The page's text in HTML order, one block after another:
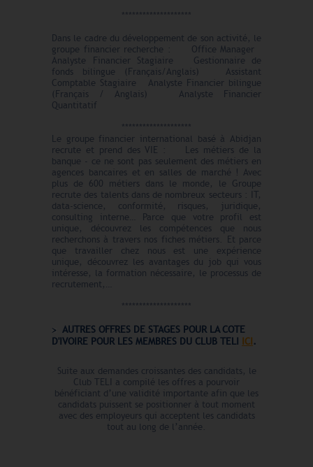
Dans le cadre du développement de son activité, le
groupe financier recherche : Office Manager
Analyste Financier Stagiaire Gestionnaire de
fonds bilingue (Français/Anglais) Assistant
Comptable Stagiaire Analyste Financier bilingue
(Français / Anglais) Analyste Financier
Quantitatif
Le groupe financier international basé à Abidjan
recrute et prend des VIE : Les métiers de la
banque - ce ne sont pas seulement des métiers en
agences bancaires et en salles de marché ! Avec
plus de 600 métiers dans le monde, le Groupe
recrute des talents dans de nombreux secteurs : IT,
data-science, conformité, risques, juridique,
consulting interne… Parce que votre profil est
unique, découvrez les compétences que nous
recherchons à travers nos fiches métiers. Et parce
que travailler chez nous est une expérience
unique, découvrez les avantages du job qui vous
intéresse, la formation nécessaire, le processus de
recrutement,…
AUTRES OFFRES DE STAGES POUR LA COTE
D'IVOIRE POUR LES MEMBRES DU CLUB TELI
ICI .
Suite aux demandes croissantes des candidats, le
Club TELI a compilé les offres a pourvoir
bénéficiant d’une validité importante afin que les
candidats puissent se positionner à tout moment
avec des employeurs qui acceptent les candidats
tout au long de l’année.